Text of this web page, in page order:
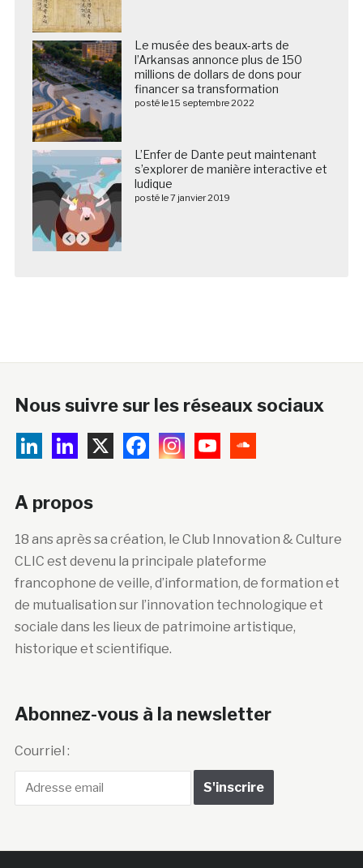
Le musée des beaux-arts de
l’Arkansas annonce plus de 150
millions de dollars de dons pour
financer sa transformation
posté le 15 septembre 2022
L’Enfer de Dante peut maintenant
s’explorer de manière interactive et
ludique
posté le 7 janvier 2019
Nous suivre sur les réseaux sociaux
A propos
18 ans après sa création, le Club Innovation & Culture
CLIC est devenu la principale plateforme
francophone de veille, d’information, de formation et
de mutualisation sur l’innovation technologique et
sociale dans les lieux de patrimoine artistique,
historique et scientifique.
Abonnez-vous à la newsletter
Courriel :